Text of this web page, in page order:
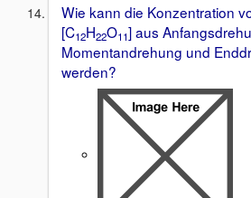
Wie kann die Konzentration
[C12H22O11] aus
Momentandrehung und
werden?